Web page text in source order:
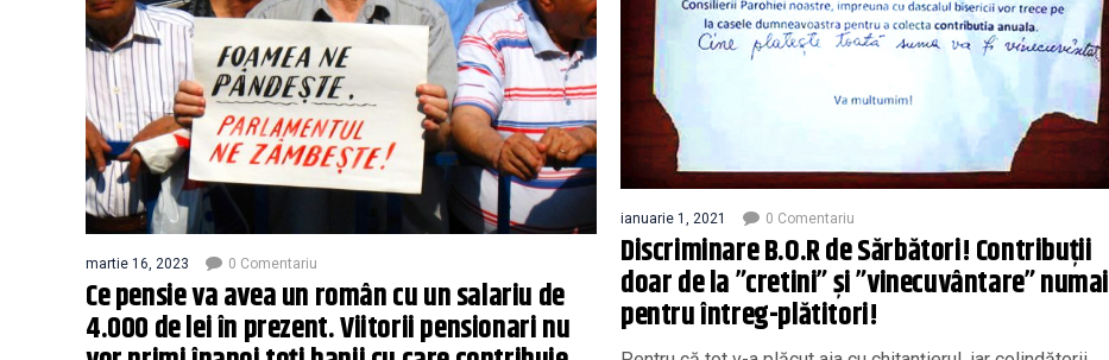
martie 16, 2023 0 Comentariu
Ce pensie va avea un român cu un salariu de
4.000 de lei în prezent. Viitorii pensionari nu
ianuarie 1, 2021 0 Comentariu
Discriminare B.O.R de Sărbători! Contribuţii
doar de la ”cretini” şi ”vinecuvântare” numai
pentru întreg-plătitori!